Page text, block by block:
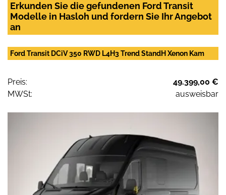
Erkunden Sie die gefundenen Ford Transit
Modelle in Hasloh und fordern Sie Ihr Angebot
an
Ford Transit DCiV 350 RWD L4H3 Trend StandH Xenon Kam
Preis:
49.399,00 €
MWSt:
ausweisbar